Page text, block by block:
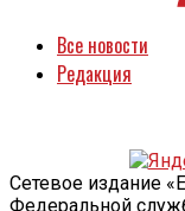
Все новости
Редакция
Сетевое издание
Федеральной